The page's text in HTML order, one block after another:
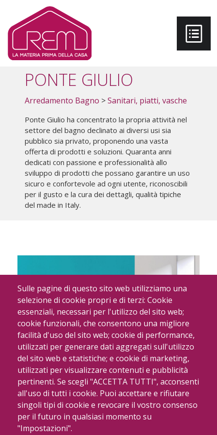
Salta al contenuto principale
PONTE GIULIO
Arredamento Bagno >Sanitari, piatti, vasche
Ponte Giulio ha concentrato la propria attività nel
settore del bagno declinato ai diversi usi sia
pubblico sia privato, proponendo una vasta
offerta di prodotti e soluzioni. Quaranta anni
dedicati con passione e professionalità allo
sviluppo di prodotti che possano garantire un uso
sicuro e confortevole ad ogni utente, riconoscibili
per il gusto e la cura dei dettagli, qualità tipiche
del made in Italy.
Ponte Giulio - Arredo bagno
Sulle pagine di questo sito web utilizziamo una
selezione di cookie propri e di terzi: Cookie
essenziali, necessari per l'utilizzo del sito web;
cookie funzionali, che consentono una migliore
facilità d'uso del sito web; cookie di performance,
utilizzati per generare dati aggregati sull'utilizzo
del sito web e statistiche; e cookie di marketing,
utilizzati per visualizzare contenuti e pubblicità
pertinenti. Se scegli "ACCETTA TUTTI", acconsenti
all'uso di tutti i cookie. Puoi accettare e rifiutare
singoli tipi di cookie e revocare il vostro consenso
per il futuro in qualsiasi momento su
"Impostazioni".